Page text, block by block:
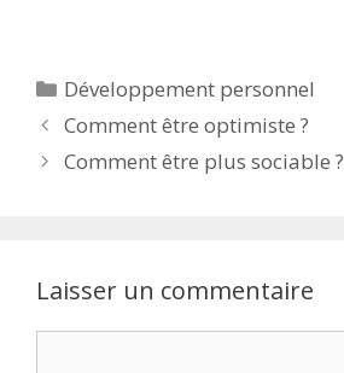
Développement personnel
Comment être optimiste ?
Comment être plus sociable ?
Laisser un commentaire